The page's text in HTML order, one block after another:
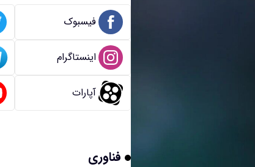
فیسبوک
اینستاگرام
آپارات
فناوری